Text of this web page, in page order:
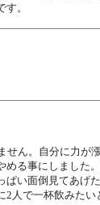
。
ん。自分に力
る事にしまし
い面倒見てあ
人で一杯飲みたい